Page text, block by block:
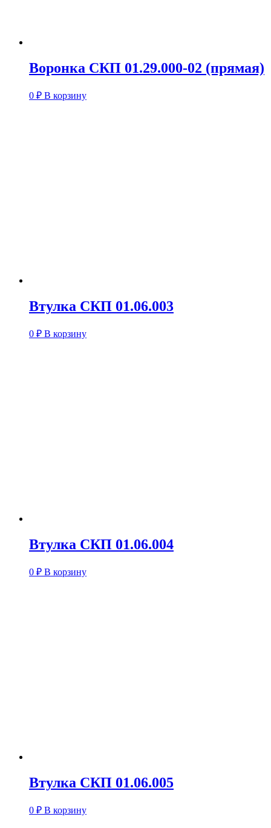
Воронка СКП 01.29.000-02 (прямая)
0 ₽ В корзину
Втулка СКП 01.06.003
0 ₽ В корзину
Втулка СКП 01.06.004
0 ₽ В корзину
Втулка СКП 01.06.005
0 ₽ В корзину